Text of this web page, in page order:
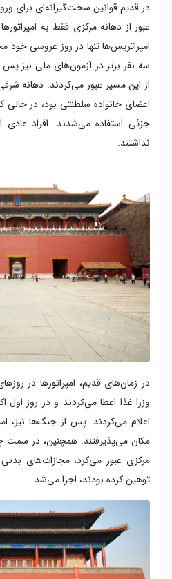
در قدیم قوانین سخت‌گیرانه‌ای برای
عبور از دهانه مرکزی فقط به
امپراتریس‌ها تنها در روز عروسی خود
سه نفر برتر در آزمون‌های ملی نیز پس
از این مسیر عبور می‌کردند. دهانه
اعضای خانواده سلطنتی بود، در حالی
جزئی استفاده می‌شدند. افراد عادی
نداشتند.
در زمان‌های قدیم، امپراتورها در
وزرا غذا اعطا می‌کردند و در روز اول
اعلام می‌کردند. پس از جنگ‌ها نیز،
مکان می‌پذیرفتند. همچنین، در سمت
مرکزی عبور می‌کرد، مجازات‌های بدنی
توهین کرده بودند، اجرا می‌شد.